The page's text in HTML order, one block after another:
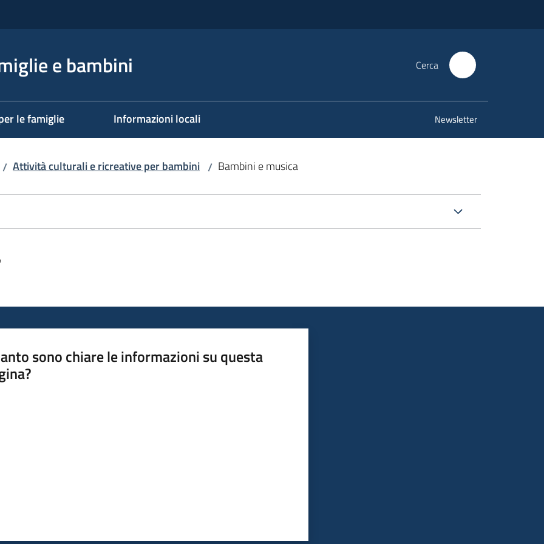
e bambini Cerca
le famiglie Informazioni locali Newsletter
/ Attività culturali e ricreative per bambini / Bambini e musica
sono chiare le informazioni su questa